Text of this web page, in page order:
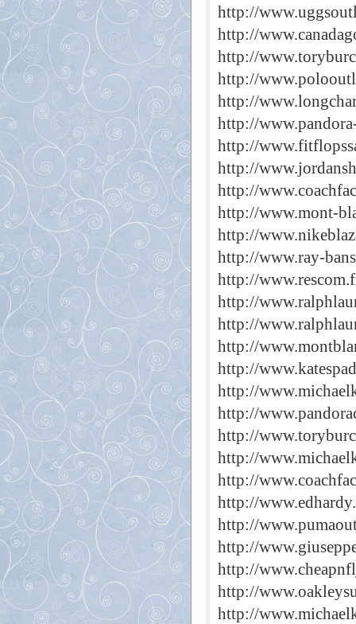
http://
http://
http://
http://
http://
http://
http://
http://
http://
http://www.mont-
http://
http://www.ray-
http://
http://
http://
http://
http://
http://
http://
http://
http://
http://
http://
http://
http://
http://
http://
http://